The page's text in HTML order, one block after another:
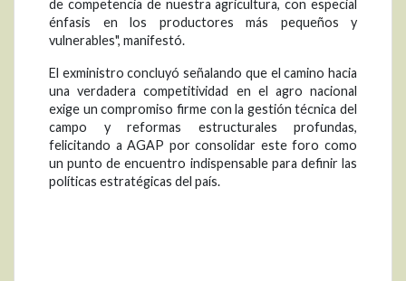
de competencia de nuestra agricultura, con especial
énfasis en los productores más pequeños y
vulnerables", manifestó.
El exministro concluyó señalando que el camino hacia
una verdadera competitividad en el agro nacional
exige un compromiso firme con la gestión técnica del
campo y reformas estructurales profundas,
felicitando a AGAP por consolidar este foro como
un punto de encuentro indispensable para definir las
políticas estratégicas del país.